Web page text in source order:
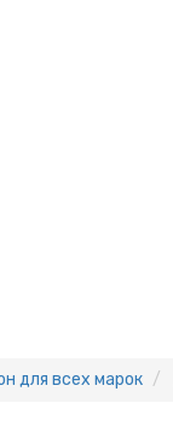
для всех марок